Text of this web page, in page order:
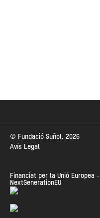
© Fundació Suñol, 2026
Avís Legal
Financiat per la Unió Europea -
NextGenerationEU